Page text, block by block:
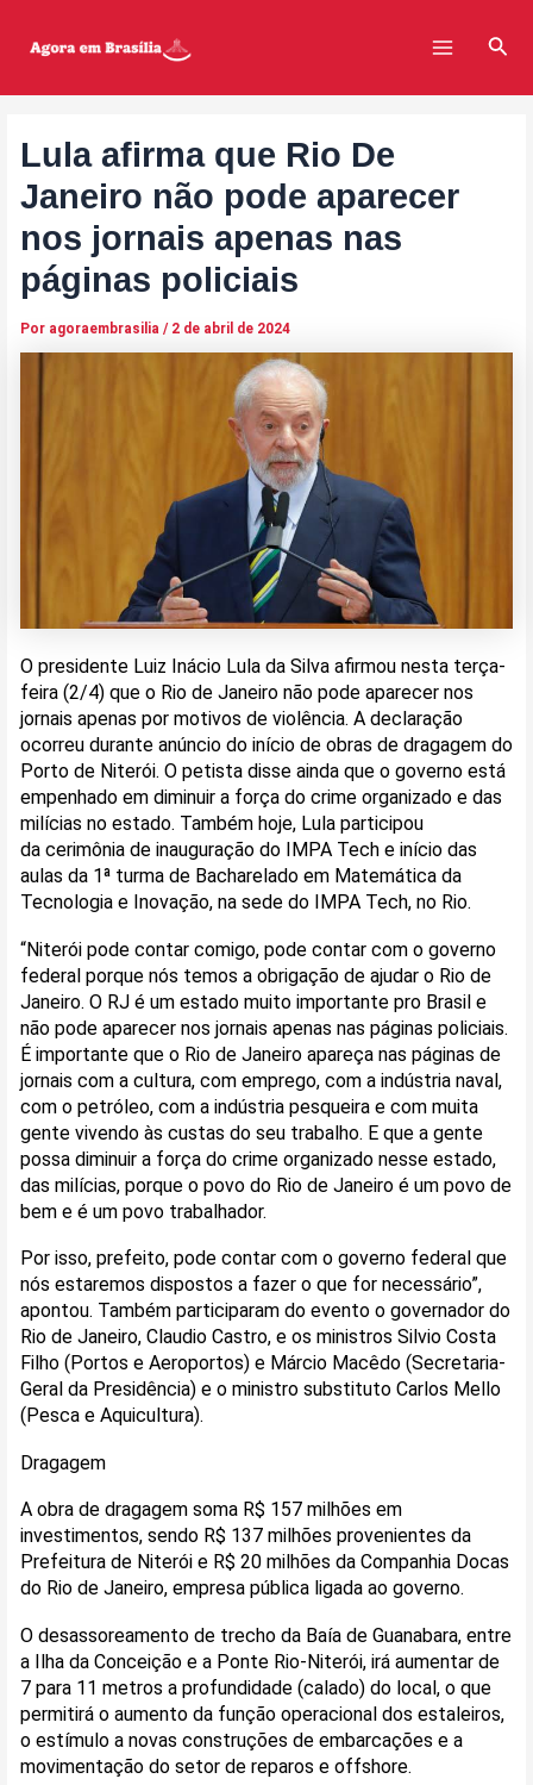
Menu
Lula afirma que Rio De
Janeiro não pode aparecer
nos jornais apenas nas
páginas policiais
Por agoraembrasilia / 2 de abril de 2024
O presidente Luiz Inácio Lula da Silva afirmou nesta terça-
feira (2/4) que o Rio de Janeiro não pode aparecer nos
jornais apenas por motivos de violência. A declaração
ocorreu durante anúncio do início de obras de dragagem do
Porto de Niterói. O petista disse ainda que o governo está
empenhado em diminuir a força do crime organizado e das
milícias no estado. Também hoje, Lula participou
da cerimônia de inauguração do IMPA Tech e início das
aulas da 1ª turma de Bacharelado em Matemática da
Tecnologia e Inovação, na sede do IMPA Tech, no Rio.
“Niterói pode contar comigo, pode contar com o governo
federal porque nós temos a obrigação de ajudar o Rio de
Janeiro. O RJ é um estado muito importante pro Brasil e
não pode aparecer nos jornais apenas nas páginas policiais.
É importante que o Rio de Janeiro apareça nas páginas de
jornais com a cultura, com emprego, com a indústria naval,
com o petróleo, com a indústria pesqueira e com muita
gente vivendo às custas do seu trabalho. E que a gente
possa diminuir a força do crime organizado nesse estado,
das milícias, porque o povo do Rio de Janeiro é um povo de
bem e é um povo trabalhador.
Por isso, prefeito, pode contar com o governo federal que
nós estaremos dispostos a fazer o que for necessário”,
apontou. Também participaram do evento o governador do
Rio de Janeiro, Claudio Castro, e os ministros Silvio Costa
Filho (Portos e Aeroportos) e Márcio Macêdo (Secretaria-
Geral da Presidência) e o ministro substituto Carlos Mello
(Pesca e Aquicultura).
Dragagem
A obra de dragagem soma R$ 157 milhões em
investimentos, sendo R$ 137 milhões provenientes da
Prefeitura de Niterói e R$ 20 milhões da Companhia Docas
do Rio de Janeiro, empresa pública ligada ao governo.
O desassoreamento de trecho da Baía de Guanabara, entre
a Ilha da Conceição e a Ponte Rio-Niterói, irá aumentar de
7 para 11 metros a profundidade (calado) do local, o que
permitirá o aumento da função operacional dos estaleiros,
o estímulo a novas construções de embarcações e a
movimentação do setor de reparos e offshore.